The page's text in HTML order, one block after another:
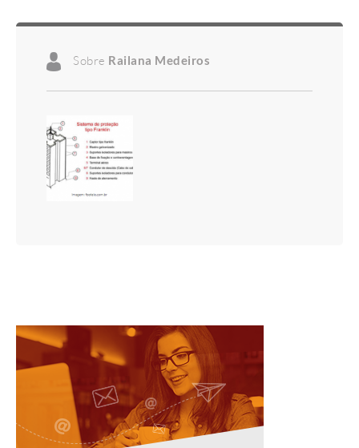
Sobre Railana Medeiros